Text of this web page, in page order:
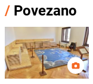
/ Povezano